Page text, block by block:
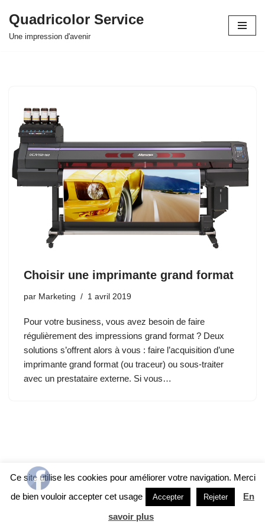
Aller
Quadricolor Service
Une impression d'avenir
Choisir une imprimante grand format
par Marketing 1 avril 2019
Pour votre business, vous avez besoin de faire
régulièrement des impressions grand format ? Deux
solutions s’offrent alors à vous : faire l’acquisition d’une
imprimante grand format (ou traceur) ou sous-traiter
avec un prestataire externe. Si vous…
| Propulsé parWordPress
Ce site utilise les cookies pour améliorer votre navigation. Merci
de bien vouloir accepter cet usage
Accepter Rejeter En
savoir plus